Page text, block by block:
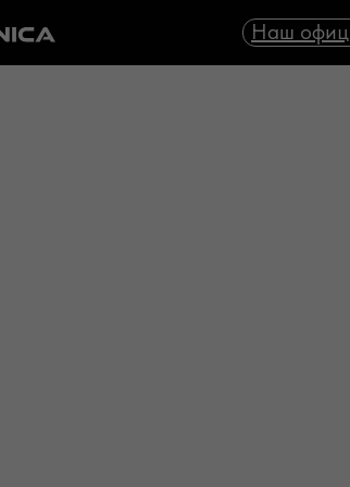
Наш